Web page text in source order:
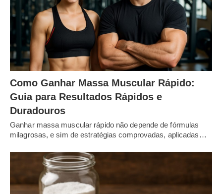
Como Ganhar Massa Muscular Rápido:
Guia para Resultados Rápidos e
Duradouros
Ganhar massa muscular rápido não depende de fórmulas
milagrosas, e sim de estratégias comprovadas, aplicadas…